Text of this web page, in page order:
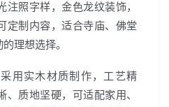
注照字样，金色龙纹装饰，
定制内容，适合寺庙、佛堂
理想选择。
用实木材质制作，工艺精
质地坚硬，可适配家用、